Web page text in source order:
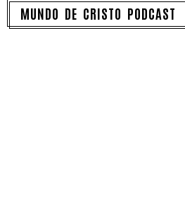
MUNDO DE CRISTO PODCAST